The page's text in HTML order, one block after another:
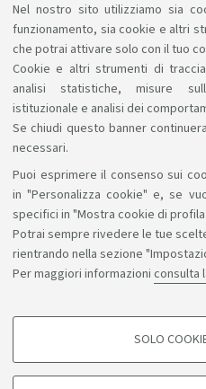
Nel nostro sito utilizziamo sia
funzionamento, sia cookie e altri
che potrai attivare solo con il tuo
Cookie e altri strumenti di
analisi statistiche, misure
istituzionale e analisi dei
Se chiudi questo banner
necessari.
Puoi esprimere il consenso sui
in "Personalizza cookie" e, se
specifici in "Mostra cookie di
Potrai sempre rivedere le tue
rientrando nella sezione
Per maggiori informazioni consulta
COOKIE DI PROFILAZIONE -
SOLO
La Fondazione Nino
studenti a tema “Ambiente
Scadenza: 31 maggio. Link
Sosteniamo il